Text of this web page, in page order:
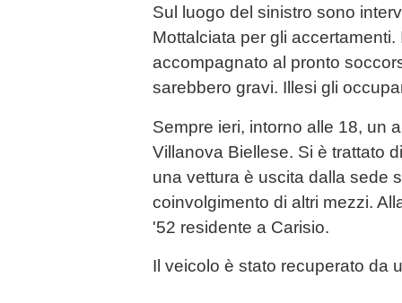
Sul luogo del sinistro sono
Mottalciata per gli
accompagnato al pronto
sarebbero gravi. Illesi gli
Sempre ieri, intorno alle 18, un
Villanova Biellese. Si è trattato
una vettura è uscita dalla sede
coinvolgimento di altri mezzi.
'52 residente a Carisio.
Il veicolo è stato recuperato da